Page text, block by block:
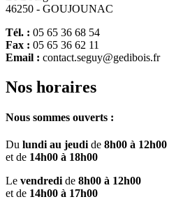
46250 - GOUJOUNAC
Tél. : 05 65 36 68 54
Fax : 05 65 36 62 11
Email : contact.seguy@gedibois.fr
Nos horaires
Nous sommes ouverts :
Du lundi au jeudi de 8h00 à 12h00
et de 14h00 à 18h00
Le vendredi de 8h00 à 12h00
et de 14h00 à 17h00